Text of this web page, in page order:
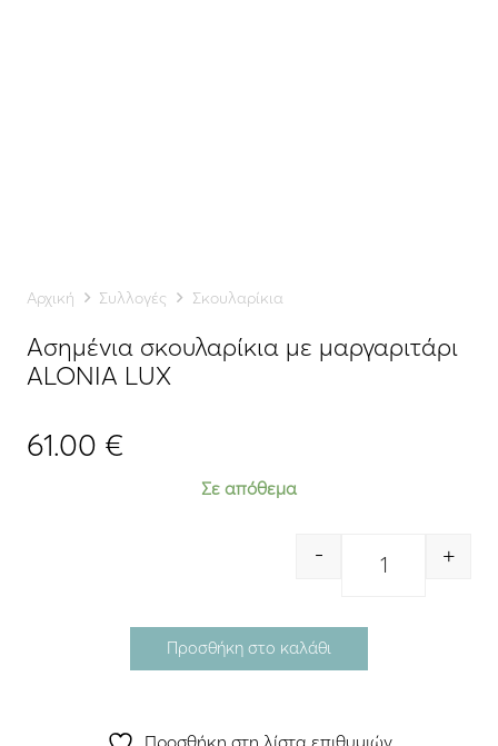
Αρχική Συλλογές Σκουλαρίκια
Ασημένια σκουλαρίκια με μαργαριτάρι
ALONIA LUX
61.00 €
Σε απόθεμα
Quantity
- +
Προσθήκη στο καλάθι
Προσθήκη στη λίστα επιθυμιών